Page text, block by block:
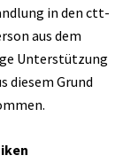
in den ctt-
aus dem
Unterstützung
diesem Grund